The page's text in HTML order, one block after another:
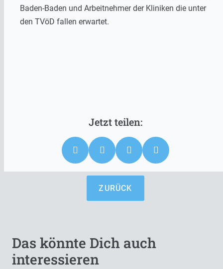
Baden-Baden und Arbeitnehmer der Kliniken die unter
den TVöD fallen erwartet.
ZURÜCK
Das könnte Dich auch
interessieren